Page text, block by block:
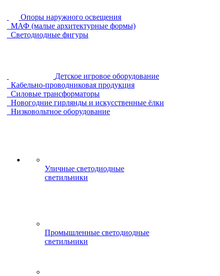
Опоры наружного освещения
МАФ (малые архитектурные формы)
Светодиодные фигуры
Детское игровое оборудование
Кабельно-проводниковая продукция
Силовые трансформаторы
Новогодние гирлянды и искусственные ёлки
Низковольтное оборудование
Уличные светодиодные
светильники
Промышленные светодиодные
светильники